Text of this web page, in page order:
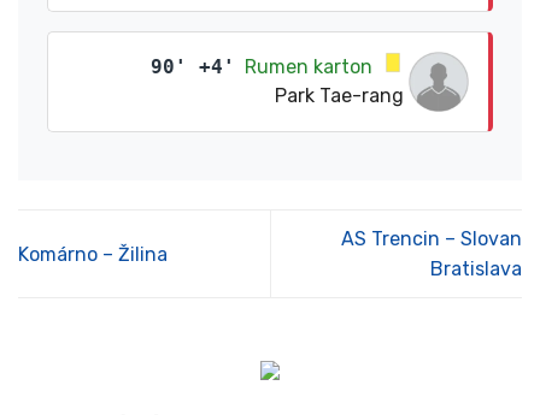
90' +4'
Rumen karton
Park Tae-rang
Komárno – Žilina
AS Trencin – Slovan
Bratislava